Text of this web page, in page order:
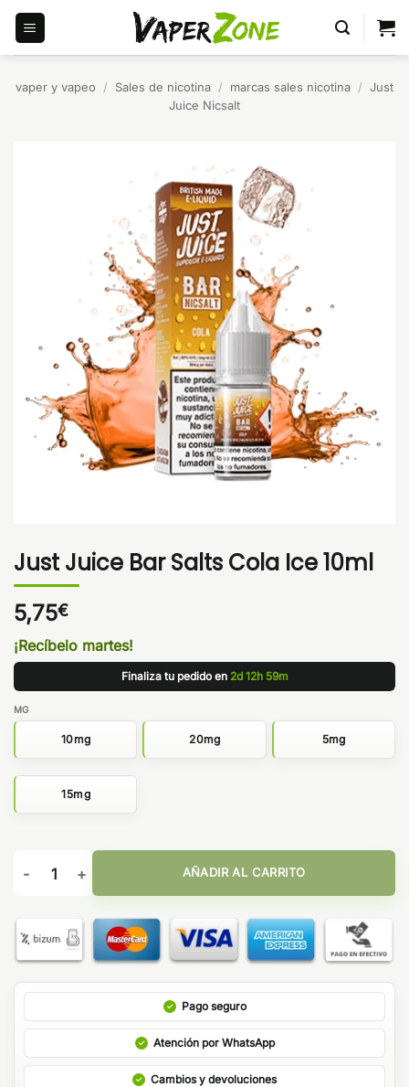
Saltar
contenido
vaper y vapeo / Sales de nicotina / marcas sales nicotina / Just
Juice Nicsalt
Just Juice Bar Salts Cola Ice 10ml
5,75€
¡Recíbelo martes!
Finaliza tu pedido en 2d 12h 59m
MG
10mg 20mg 5mg
15mg
Just Juice Bar Salts Cola Ice 10ml cantidad
AÑADIR AL CARRITO
Pago seguro
Atención por WhatsApp
Cambios y devoluciones